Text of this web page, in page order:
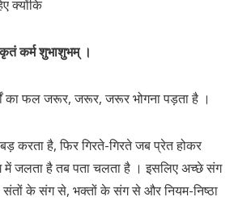
क्योंकि
कर्म शुभाशुभम् ।
का फल जरूर, जरूर, जरूर भोगना पड़ता है ।
करता है, फिर गिरते-गिरते जब प्रेत होकर
में जलता है तब पता चलता है । इसलिए अच्छे संग
संतों के संग से, भक्तों के संग से और नियम-निष्ठा